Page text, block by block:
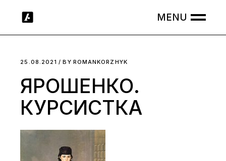
25.08.2021 BY ROMANKORZHYK
ЯРОШЕНКО.
КУРСИСТКА